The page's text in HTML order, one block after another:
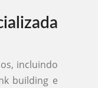
incluindo
building e